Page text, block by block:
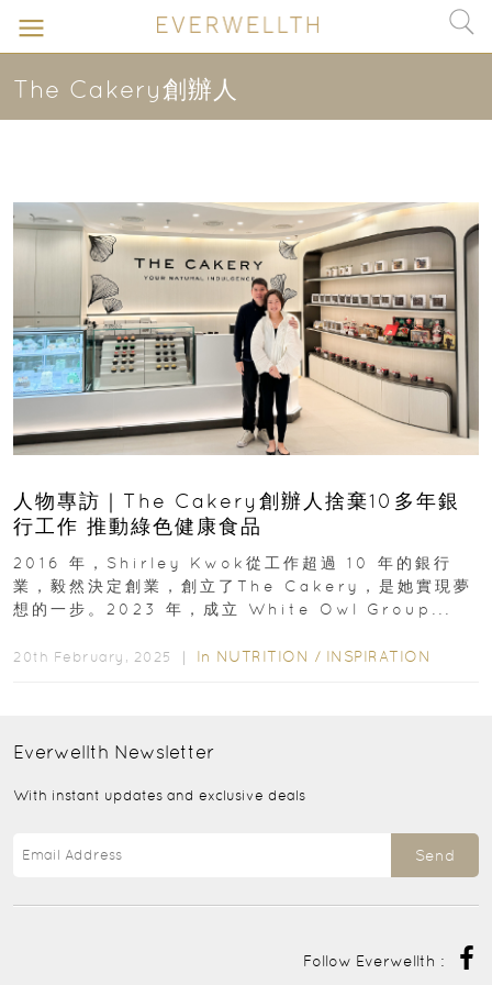
The Cakery創辦人
人物專訪｜The Cakery創辦人捨棄10多年銀
行工作 推動綠色健康食品
2016 年，Shirley Kwok從工作超過 10 年的銀行
業，毅然決定創業，創立了The Cakery，是她實現夢
想的一步。2023 年，成立 White Owl Group...
20th February, 2025 ｜ In NUTRITION / INSPIRATION
Everwellth Newsletter
With instant updates and exclusive deals
Send
Follow Everwellth :